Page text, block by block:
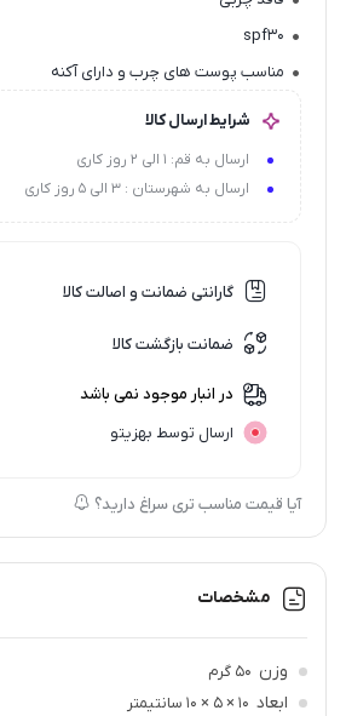
spf30
مناسب پوست های چرب و دارای آکنه
شرایط ارسال کالا
ارسال به قم: 1 الی 2 روز کاری
ارسال به شهرستان : 3 الی 5 روز کاری
گارانتی ضمانت و اصالت کالا
ضمانت بازگشت کالا
در انبار موجود نمی باشد
ارسال توسط بهزیتو
آیا قیمت مناسب تری سراغ دارید؟
مشخصات
وزن 50 گرم
ابعاد 10 × 5 × 10 سانتیمتر